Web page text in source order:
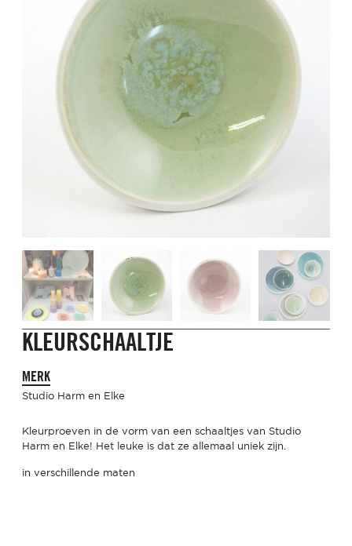
KLEURSCHAALTJE
MERK
Studio Harm en Elke
Kleurproeven in de vorm van een schaaltjes van Studio
Harm en Elke! Het leuke is dat ze allemaal uniek zijn.
in verschillende maten